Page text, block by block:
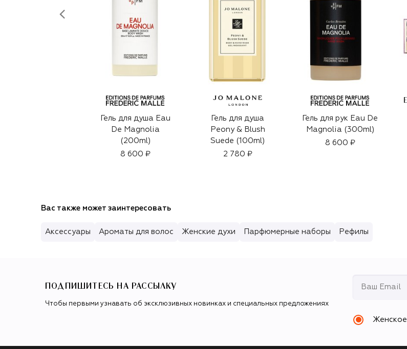
Гель для душа Eau
De Magnolia
(200ml)
8 600 ₽
Гель для душа
Peony & Blush
Suede (100ml)
2 780 ₽
Гель для рук Eau De
Magnolia (300ml)
8 600 ₽
Вас также может заинтересовать
Аксессуары Ароматы для волос Женские духи Парфюмерные наборы Рефилы
ПОДПИШИТЕСЬ НА РАССЫЛКУ
Чтобы первыми узнавать об эксклюзивных новинках и специальных предложениях
Женское